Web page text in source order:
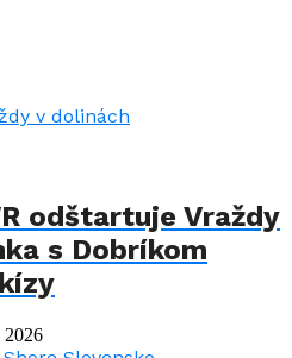
odštartuje Vraždy
s Dobríkom
2026